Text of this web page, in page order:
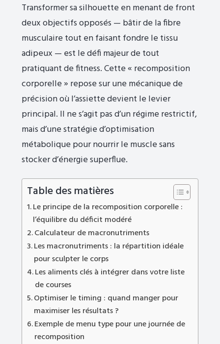
Transformer sa silhouette en menant de front
deux objectifs opposés — bâtir de la fibre
musculaire tout en faisant fondre le tissu
adipeux — est le défi majeur de tout
pratiquant de fitness. Cette « recomposition
corporelle » repose sur une mécanique de
précision où l’assiette devient le levier
principal. Il ne s’agit pas d’un régime restrictif,
mais d’une stratégie d’optimisation
métabolique pour nourrir le muscle sans
stocker d’énergie superflue.
Table des matières
Le principe de la recomposition corporelle :
l’équilibre du déficit modéré
Calculateur de macronutriments
Les macronutriments : la répartition idéale
pour sculpter le corps
Les aliments clés à intégrer dans votre liste
de courses
Optimiser le timing : quand manger pour
maximiser les résultats ?
Exemple de menu type pour une journée de
recomposition